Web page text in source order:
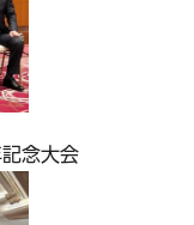
念大会